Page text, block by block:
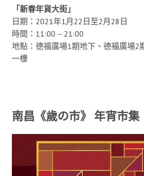
「新春年貨大街」
日期：2021年1月22日至2月28日
時間：11:00 – 21:00
地點：德福廣場1期地下、德福廣場2
一樓
南昌《歲の市》 年宵市集